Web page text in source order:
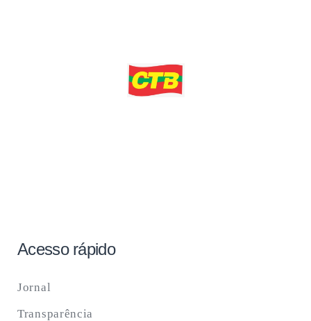
Acesso rápido
Jornal
Transparência